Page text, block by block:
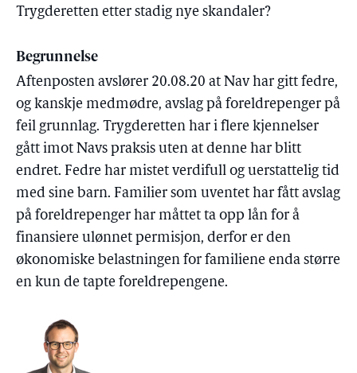
Trygderetten etter stadig nye skandaler?
Begrunnelse
Aftenposten avslører 20.08.20 at Nav har gitt fedre,
og kanskje medmødre, avslag på foreldrepenger på
feil grunnlag. Trygderetten har i flere kjennelser
gått imot Navs praksis uten at denne har blitt
endret. Fedre har mistet verdifull og uerstattelig tid
med sine barn. Familier som uventet har fått avslag
på foreldrepenger har måttet ta opp lån for å
finansiere ulønnet permisjon, derfor er den
økonomiske belastningen for familiene enda større
en kun de tapte foreldrepengene.